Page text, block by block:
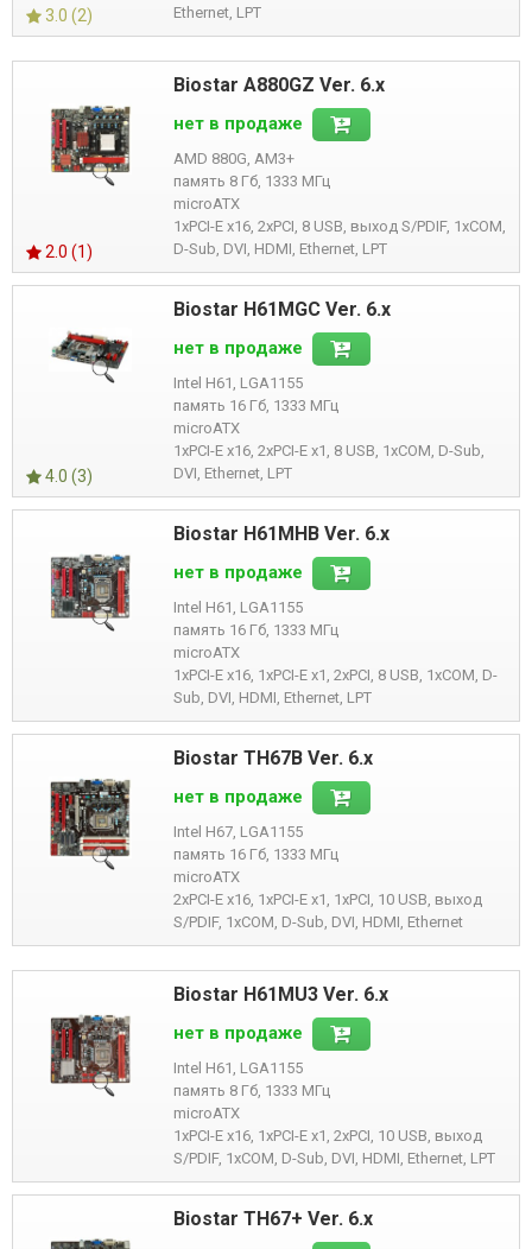
3.0 (2) Ethernet, LPT
Biostar A880GZ Ver. 6.x
нет в продаже
2.0 (1)
AMD 880G, AM3+
память 8 Гб, 1333 МГц
microATX
1xPCI-E x16, 2xPCI, 8 USB, выход S/PDIF, 1xCOM,
D-Sub, DVI, HDMI, Ethernet, LPT
Biostar H61MGC Ver. 6.x
нет в продаже
4.0 (3)
Intel H61, LGA1155
память 16 Гб, 1333 МГц
microATX
1xPCI-E x16, 2xPCI-E x1, 8 USB, 1xCOM, D-Sub,
DVI, Ethernet, LPT
Biostar H61MHB Ver. 6.x
нет в продаже
Intel H61, LGA1155
память 16 Гб, 1333 МГц
microATX
1xPCI-E x16, 1xPCI-E x1, 2xPCI, 8 USB, 1xCOM, D-
Sub, DVI, HDMI, Ethernet, LPT
Biostar TH67B Ver. 6.x
нет в продаже
Intel H67, LGA1155
память 16 Гб, 1333 МГц
microATX
2xPCI-E x16, 1xPCI-E x1, 1xPCI, 10 USB, выход
S/PDIF, 1xCOM, D-Sub, DVI, HDMI, Ethernet
Biostar H61MU3 Ver. 6.x
нет в продаже
Intel H61, LGA1155
память 8 Гб, 1333 МГц
microATX
1xPCI-E x16, 1xPCI-E x1, 2xPCI, 10 USB, выход
S/PDIF, 1xCOM, D-Sub, DVI, HDMI, Ethernet, LPT
Biostar TH67+ Ver. 6.x